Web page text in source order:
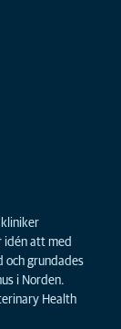
kliniker
idén att med
och grundades
i Norden.
Health